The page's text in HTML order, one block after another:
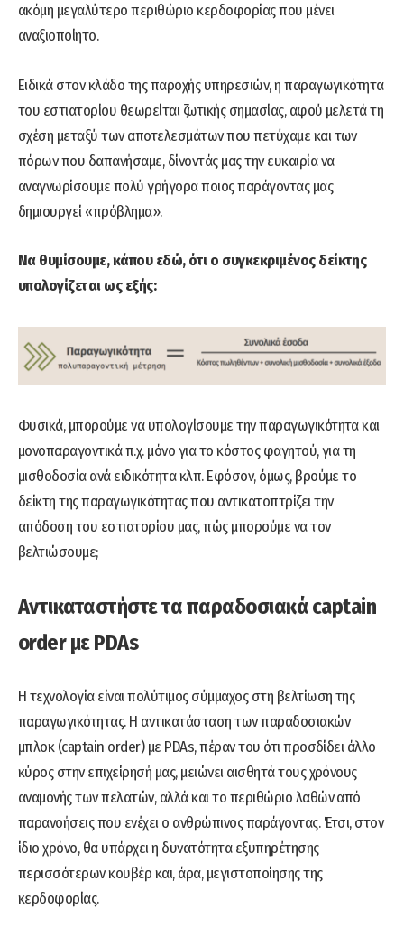
ακόμη μεγαλύτερο περιθώριο κερδοφορίας που μένει
αναξιοποίητο.
Ειδικά στον κλάδο της παροχής υπηρεσιών, η παραγωγικότητα
του εστιατορίου θεωρείται ζωτικής σημασίας, αφού μελετά τη
σχέση μεταξύ των αποτελεσμάτων που πετύχαμε και των
πόρων που δαπανήσαμε, δίνοντάς μας την ευκαιρία να
αναγνωρίσουμε πολύ γρήγορα ποιος παράγοντας μας
δημιουργεί «πρόβλημα».
Να θυμίσουμε, κάπου εδώ, ότι ο συγκεκριμένος δείκτης
υπολογίζεται ως εξής:
Φυσικά, μπορούμε να υπολογίσουμε την παραγωγικότητα και
μονοπαραγοντικά π.χ. μόνο για το κόστος φαγητού, για τη
μισθοδοσία ανά ειδικότητα κλπ. Εφόσον, όμως, βρούμε το
δείκτη της παραγωγικότητας που αντικατοπτρίζει την
απόδοση του εστιατορίου μας, πώς μπορούμε να τον
βελτιώσουμε;
Αντικαταστήστε τα παραδοσιακά captain
order με PDAs
Η τεχνολογία είναι πολύτιμος σύμμαχος στη βελτίωση της
παραγωγικότητας. Η αντικατάσταση των παραδοσιακών
μπλοκ (captain order) με PDAs, πέραν του ότι προσδίδει άλλο
κύρος στην επιχείρησή μας, μειώνει αισθητά τους χρόνους
αναμονής των πελατών, αλλά και το περιθώριο λαθών από
παρανοήσεις που ενέχει ο ανθρώπινος παράγοντας. Έτσι, στον
ίδιο χρόνο, θα υπάρχει η δυνατότητα εξυπηρέτησης
περισσότερων κουβέρ και, άρα, μεγιστοποίησης της
κερδοφορίας.